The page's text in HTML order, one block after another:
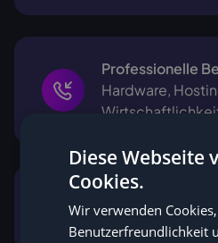
Professionelle
Hardware,
und Rechtsfragen
Diese Webseite
Cookies.
Wir verwenden
Benutzerfreundlichkeit